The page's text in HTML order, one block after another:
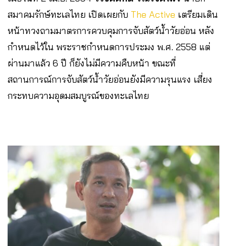
สมาคมรักษ์ทะเลไทย เปิดเผยกับ The Active เตรียมเดิน
หน้าทวงถามมาตรการควบคุมการจับสัตว์น้ำวัยอ่อน หลัง
กำหนดไว้ใน พระราชกำหนดการประมง พ.ศ. 2558 แต่
ผ่านมาแล้ว 6 ปี ก็ยังไม่มีความคืบหน้า ขณะที่
สถานการณ์การจับสัตว์น้ำวัยอ่อนยังมีความรุนแรง เสี่ยง
กระทบความอุดมสมบูรณ์ของทะเลไทย